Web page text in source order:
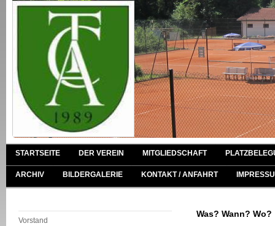
STARTSEITE DER VEREIN MITGLIEDSCHAFT
ARCHIV BILDERGALERIE KONTAKT / ANFAHRT
Vorstand
Was? Wann? Wo?